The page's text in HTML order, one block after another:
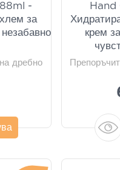
-
за
дребно
крем